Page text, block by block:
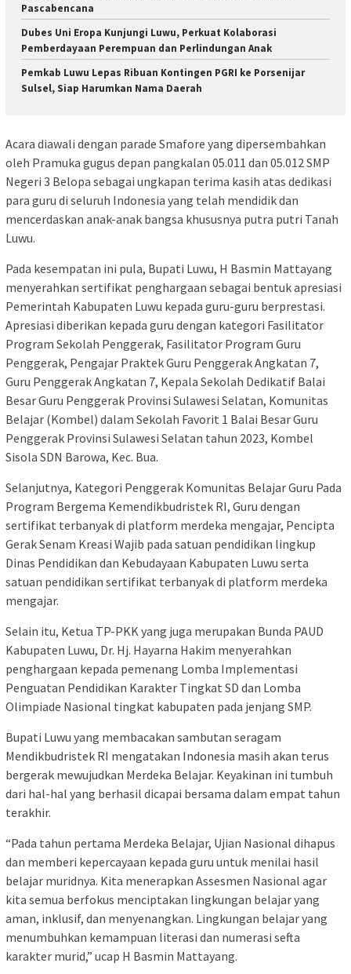
Pascabencana
Dubes Uni Eropa Kunjungi Luwu, Perkuat Kolaborasi
Pemberdayaan Perempuan dan Perlindungan Anak
Pemkab Luwu Lepas Ribuan Kontingen PGRI ke Porsenijar
Sulsel, Siap Harumkan Nama Daerah
Acara diawali dengan parade Smafore yang dipersembahkan
oleh Pramuka gugus depan pangkalan 05.011 dan 05.012 SMP
Negeri 3 Belopa sebagai ungkapan terima kasih atas dedikasi
para guru di seluruh Indonesia yang telah mendidik dan
mencerdaskan anak-anak bangsa khususnya putra putri Tanah
Luwu.
Pada kesempatan ini pula, Bupati Luwu, H Basmin Mattayang
menyerahkan sertifikat penghargaan sebagai bentuk apresiasi
Pemerintah Kabupaten Luwu kepada guru-guru berprestasi.
Apresiasi diberikan kepada guru dengan kategori Fasilitator
Program Sekolah Penggerak, Fasilitator Program Guru
Penggerak, Pengajar Praktek Guru Penggerak Angkatan 7,
Guru Penggerak Angkatan 7, Kepala Sekolah Dedikatif Balai
Besar Guru Penggerak Provinsi Sulawesi Selatan, Komunitas
Belajar (Kombel) dalam Sekolah Favorit 1 Balai Besar Guru
Penggerak Provinsi Sulawesi Selatan tahun 2023, Kombel
Sisola SDN Barowa, Kес. Bua.
Selanjutnya, Kategori Penggerak Komunitas Belajar Guru Pada
Program Bergema Kemendikbudristek RI, Guru dengan
sertifikat terbanyak di platform merdeka mengajar, Pencipta
Gerak Senam Kreasi Wajib pada satuan pendidikan lingkup
Dinas Pendidikan dan Kebudayaan Kabupaten Luwu serta
satuan pendidikan sertifikat terbanyak di platform merdeka
mengajar.
Selain itu, Ketua TP-PKK yang juga merupakan Bunda PAUD
Kabupaten Luwu, Dr. Hj. Hayarna Hakim menyerahkan
penghargaan kepada pemenang Lomba Implementasi
Penguatan Pendidikan Karakter Tingkat SD dan Lomba
Olimpiade Nasional tingkat kabupaten pada jenjang SMP.
Bupati Luwu yang membacakan sambutan seragam
Mendikbudristek RI mengatakan Indonesia masih akan terus
bergerak mewujudkan Merdeka Belajar. Keyakinan ini tumbuh
dari hal-hal yang berhasil dicapai bersama dalam empat tahun
terakhir.
“Pada tahun pertama Merdeka Belajar, Ujian Nasional dihapus
dan memberi kepercayaan kepada guru untuk menilai hasil
belajar muridnya. Kita menerapkan Assesmen Nasional agar
kita semua berfokus menciptakan lingkungan belajar yang
aman, inklusif, dan menyenangkan. Lingkungan belajar yang
menumbuhkan kemampuan literasi dan numerasi sefta
karakter murid,” ucap H Basmin Mattayang.